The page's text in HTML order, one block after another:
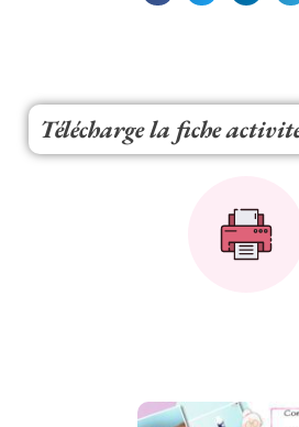
Télécharge la fiche